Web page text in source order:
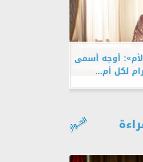
أوجه أسمى
لكل أم...